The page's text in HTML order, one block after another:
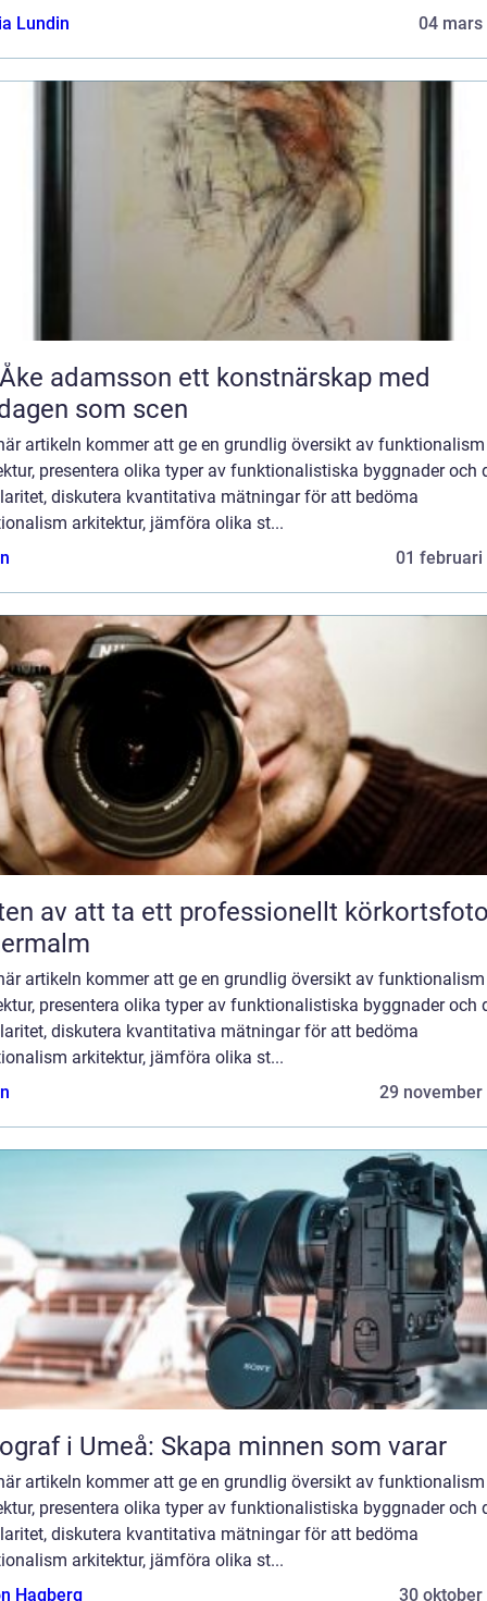
Lundin
04 mars
ett konstnärskap med
som scen
artikeln kommer att ge en grundlig översikt av
presentera olika typer av funktionalistiska byggnader och
diskutera kvantitativa mätningar för att bedöma
arkitektur, jämföra olika st...
01 februari
av att ta ett professionellt
artikeln kommer att ge en grundlig översikt av
presentera olika typer av funktionalistiska byggnader och
diskutera kvantitativa mätningar för att bedöma
arkitektur, jämföra olika st...
29 november
i Umeå: Skapa minnen som varar
artikeln kommer att ge en grundlig översikt av
presentera olika typer av funktionalistiska byggnader och
diskutera kvantitativa mätningar för att bedöma
arkitektur, jämföra olika st...
Hagberg
30 oktober